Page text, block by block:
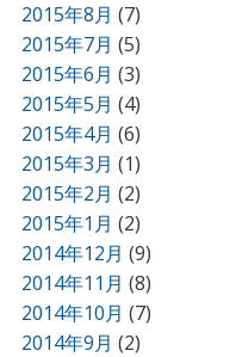
2015年8月 (7)
2015年7月 (5)
2015年6月 (3)
2015年5月 (4)
2015年4月 (6)
2015年3月 (1)
2015年2月 (2)
2015年1月 (2)
2014年12月 (9)
2014年11月 (8)
2014年10月 (7)
2014年9月 (2)